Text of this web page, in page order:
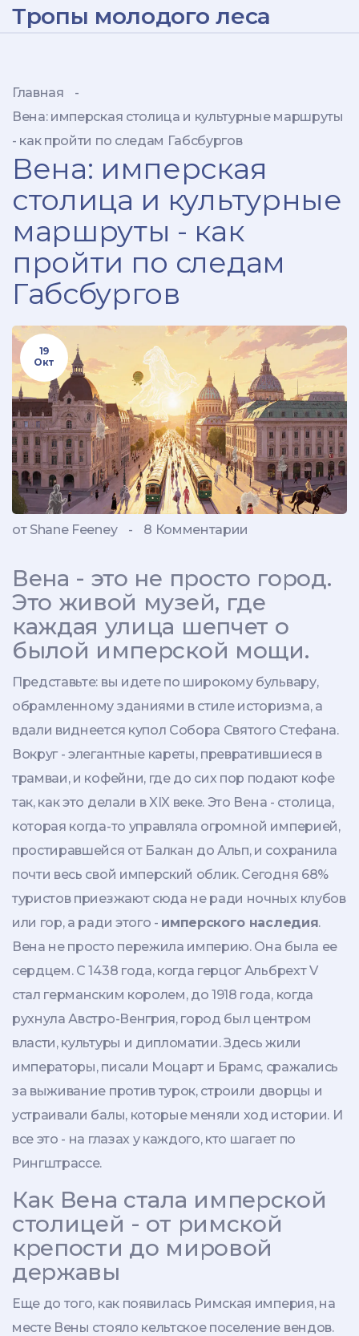
Тропы молодого леса
Главная
-
Вена: имперская столица и культурные маршруты
- как пройти по следам Габсбургов
Вена: имперская
столица и культурные
маршруты - как
пройти по следам
Габсбургов
19
Окт
от Shane Feeney - 8 Комментарии
Вена - это не просто город.
Это живой музей, где
каждая улица шепчет о
былой имперской мощи.
Представьте: вы идете по широкому бульвару,
обрамленному зданиями в стиле историзма, а
вдали виднеется купол Собора Святого Стефана.
Вокруг - элегантные кареты, превратившиеся в
трамваи, и кофейни, где до сих пор подают кофе
так, как это делали в XIX веке. Это Вена - столица,
которая когда-то управляла огромной империей,
простиравшейся от Балкан до Альп, и сохранила
почти весь свой имперский облик. Сегодня 68%
туристов приезжают сюда не ради ночных клубов
или гор, а ради этого - имперского наследия.
Вена не просто пережила империю. Она была ее
сердцем. С 1438 года, когда герцог Альбрехт V
стал германским королем, до 1918 года, когда
рухнула Австро-Венгрия, город был центром
власти, культуры и дипломатии. Здесь жили
императоры, писали Моцарт и Брамс, сражались
за выживание против турок, строили дворцы и
устраивали балы, которые меняли ход истории. И
все это - на глазах у каждого, кто шагает по
Рингштрассе.
Как Вена стала имперской
столицей - от римской
крепости до мировой
державы
Еще до того, как появилась Римская империя, на
месте Вены стояло кельтское поселение вендов.